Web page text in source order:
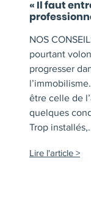
« Il faut
NOS
pourtant
progresser
être celle de
quelques
Trop
Lire l'article